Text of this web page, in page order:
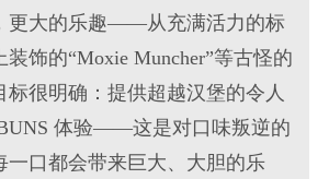
更大的乐趣——从充满活力的标
饰的“Moxie Muncher”等古怪的
标很明确：提供超越汉堡的令人
体验——这是对口味叛逆的
一口都会带来巨大、大胆的乐